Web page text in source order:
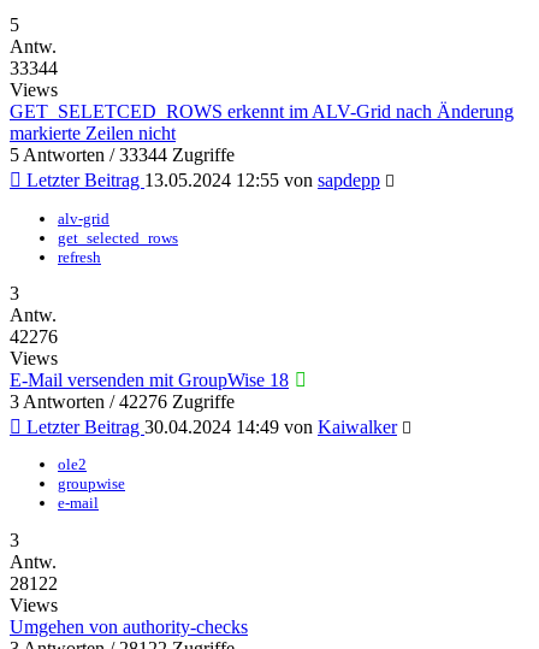
5
Antw.
33344
Views
GET_SELETCED_ROWS erkennt im ALV-Grid nach Änderung
markierte Zeilen nicht
5 Antworten / 33344 Zugriffe
Letzter Beitrag 13.05.2024 12:55 von sapdepp
alv-grid
get_selected_rows
refresh
3
Antw.
42276
Views
E-Mail versenden mit GroupWise 18
3 Antworten / 42276 Zugriffe
Letzter Beitrag 30.04.2024 14:49 von Kaiwalker
ole2
groupwise
e-mail
3
Antw.
28122
Views
Umgehen von authority-checks